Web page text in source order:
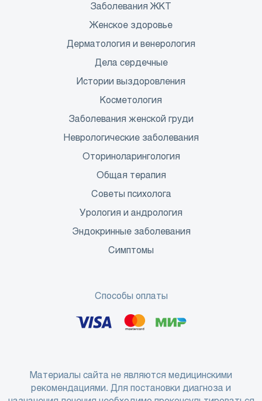
Заболевания ЖКТ
Женское здоровье
Дерматология и венерология
Дела сердечные
Истории выздоровления
Косметология
Заболевания женской груди
Неврологические заболевания
Оториноларингология
Общая терапия
Советы психолога
Урология и андрология
Эндокринные заболевания
Симптомы
Способы оплаты
Материалы сайта не являются медицинскими
рекомендациями. Для постановки диагноза и